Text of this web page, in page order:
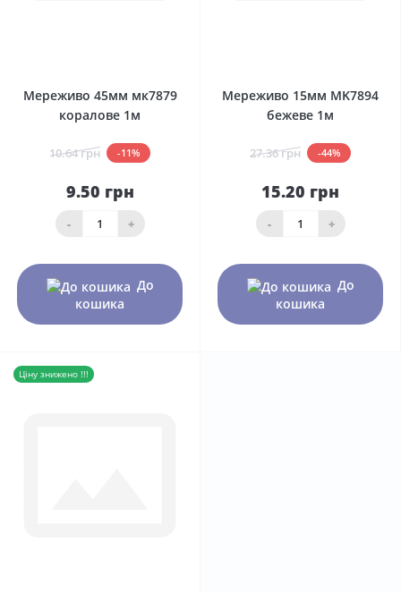
Мереживо 45мм мк7879
коралове 1м
10.64 грн -11%
9.50 грн
- +
До
кошика
Мереживо 15мм MK7894
бежеве 1м
27.36 грн -44%
15.20 грн
- +
До
кошика
Ціну знижено !!!